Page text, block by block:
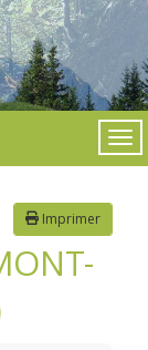
Imprimer